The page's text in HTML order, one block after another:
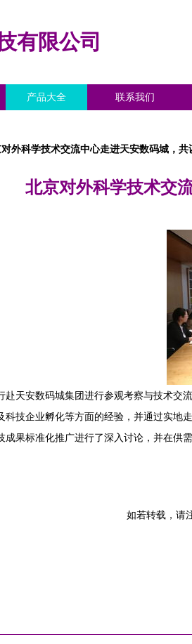
有限公司
产品大全 联系我们
外科学技术交流中心走进天安数码城，共
北京对外科学技术交
赴天安数码城集团进行参观考察与技术
科技企业孵化等方面的经验，并通过实
成果标准化推广进行了深入讨论，并在
如若转载，请